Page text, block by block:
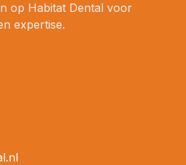
op Habitat Dental voor
expertise.